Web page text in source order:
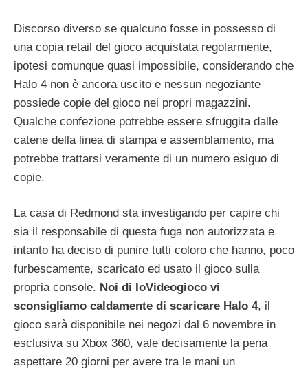
Discorso diverso se qualcuno fosse in possesso di
una copia retail del gioco acquistata regolarmente,
ipotesi comunque quasi impossibile, considerando che
Halo 4 non è ancora uscito e nessun negoziante
possiede copie del gioco nei propri magazzini.
Qualche confezione potrebbe essere sfruggita dalle
catene della linea di stampa e assemblamento, ma
potrebbe trattarsi veramente di un numero esiguo di
copie.
La casa di Redmond sta investigando per capire chi
sia il responsabile di questa fuga non autorizzata e
intanto ha deciso di punire tutti coloro che hanno, poco
furbescamente, scaricato ed usato il gioco sulla
propria console. Noi di IoVideogioco vi
sconsigliamo caldamente di scaricare Halo 4, il
gioco sarà disponibile nei negozi dal 6 novembre in
esclusiva su Xbox 360, vale decisamente la pena
aspettare 20 giorni per avere tra le mani un